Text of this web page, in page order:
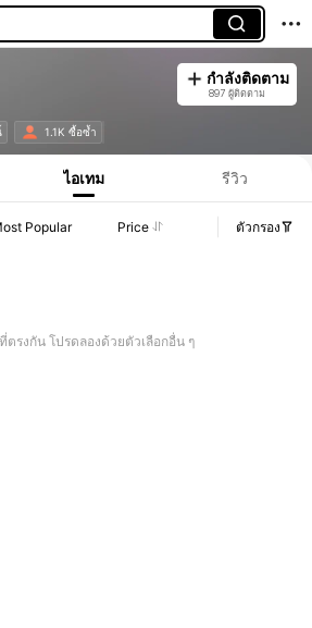
กำลังติดตาม
897 ผู้ติดตาม
1.1K ซื้อซ้ำ
ไอเทม รีวิว
Popular Price ตัวกรอง
รงกัน โปรดลองด้วยตัวเลือกอื่น ๆ